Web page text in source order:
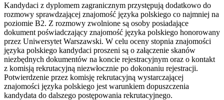
Kandydaci z dyplomem zagranicznym przystępują dodatkowo do
rozmowy sprawdzającej znajomość języka polskiego co najmniej na
poziomie B2. Z rozmowy zwolnione są osoby posiadające
dokument poświadczający znajomość języka polskiego honorowany
przez Uniwersytet Warszawski. W celu oceny stopnia znajomości
języka polskiego kandydaci proszeni są o załączenie skanów
niezbędnych dokumentów na koncie rejestracyjnym oraz o kontakt
z komisją rekrutacyjną niezwłocznie po dokonaniu rejestracji.
Potwierdzenie przez komisję rekrutacyjną wystarczającej
znajomości języka polskiego jest warunkiem dopuszczenia
kandydata do dalszego postępowania rekrutacyjnego.